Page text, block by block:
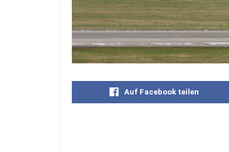
Auf Facebook teilen